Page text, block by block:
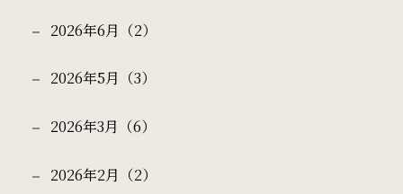
一部屋あたりのご利用人数
ご利用部屋数
2026年6月（2）
2026年5月（3）
2026年3月（6）
2026年2月（2）